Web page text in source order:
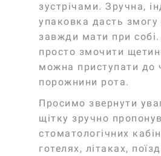
зустрічами. Зручна,
упаковка дасть змогу
завжди мати при
просто змочити
можна приступати до
порожнини рота.
Просимо звернути
щітку зручно
стоматологічних
готелях, літаках,